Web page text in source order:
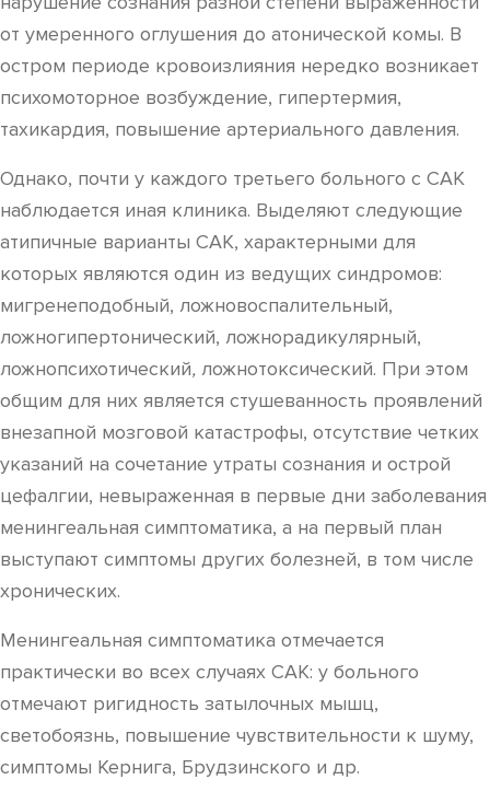
от умеренного оглушения до атонической комы. В
остром периоде кровоизлияния нередко возникает
психомоторное возбуждение, гипертермия,
тахикардия, повышение артериального давления.
Однако, почти у каждого третьего больного с САК
наблюдается иная клиника. Выделяют следующие
атипичные варианты САК, характерными для
которых являются один из ведущих синдромов:
мигренеподобный, ложновоспалительный,
ложногипертонический, ложнорадикулярный,
ложнопсихотический, ложнотоксический. При этом
общим для них является стушеванность проявлений
внезапной мозговой катастрофы, отсутствие четких
указаний на сочетание утраты сознания и острой
цефалгии, невыраженная в первые дни заболевания
менингеальная симптоматика, а на первый план
выступают симптомы других болезней, в том числе
хронических.
Менингеальная симптоматика отмечается
практически во всех случаях САК: у больного
отмечают ригидность затылочных мышц,
светобоязнь, повышение чувствительности к шуму,
симптомы Кернига, Брудзинского и др.